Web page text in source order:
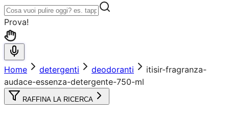
Prova!
Home detergenti deodoranti
itisir-fragranza-
audace-essenza-detergente-750-ml
RAFFINA LA RICERCA